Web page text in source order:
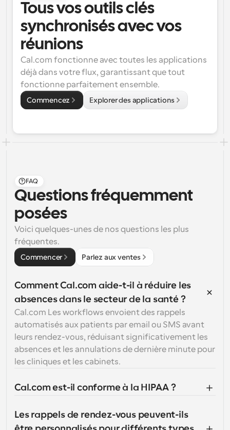
Tous vos outils clés
synchronisés avec vos
réunions
Cal.com fonctionne avec toutes les applications
déjà dans votre flux, garantissant que tout
fonctionne parfaitement ensemble.
Commencez Explorer des applications
FAQ
Questions fréquemment
posées
Voici quelques-unes de nos questions les plus
fréquentes.
Commencer Parlez aux ventes
Comment Cal.com aide-t-il à réduire les
absences dans le secteur de la santé ?
Cal.com Les workflows envoient des rappels
automatisés aux patients par email ou SMS avant
leurs rendez-vous, réduisant significativement les
absences et les annulations de dernière minute pour
les cliniques et les cabinets.
Cal.com est-il conforme à la HIPAA ?
Les rappels de rendez-vous peuvent-ils